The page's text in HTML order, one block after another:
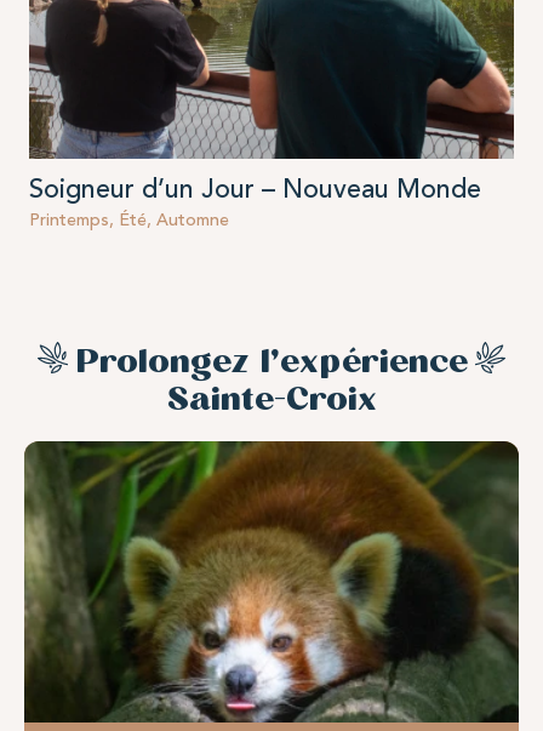
Soigneur d’un Jour – Nouveau Monde
Printemps, Été, Automne
Prolongez l’expérience
Sainte-Croix